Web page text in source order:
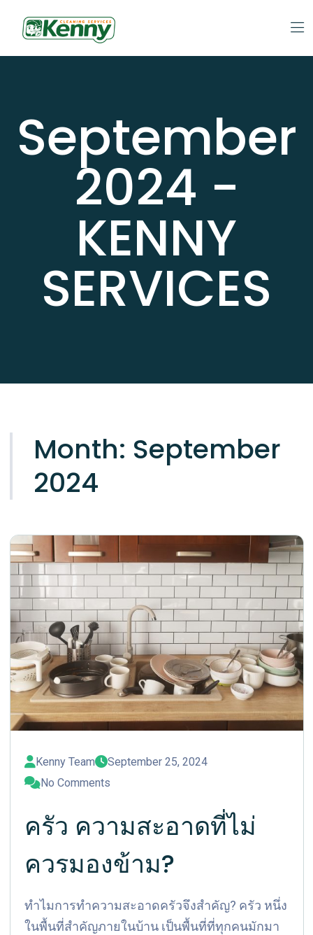
September
2024 -
KENNY
SERVICES
Month: September
2024
Kenny Team
September 25, 2024
No Comments
ครัว ความสะอาดที่ไม่
ควรมองข้าม?
ทำไมการทำความสะอาดครัวจึงสำคัญ? ครัว หนึ่ง
ในพื้นที่สำคัญภายในบ้าน เป็นพื้นที่ที่ทุกคนมักมา